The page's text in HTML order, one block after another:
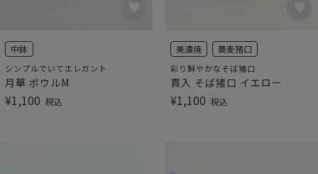
中鉢
シンプルでいてエレガント
月華 ボウルM
¥1,100 税込
美濃焼 蕎麦猪口
彩り鮮やかなそば猪口
貫入 そば猪口 イエロー
¥1,100 税込